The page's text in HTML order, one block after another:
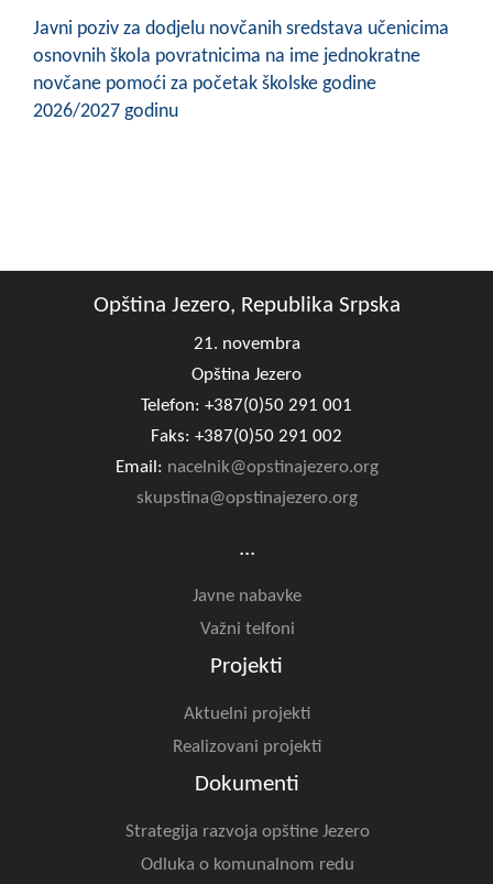
Javni poziv za dodjelu novčanih sredstava učenicima
osnovnih škola povratnicima na ime jednokratne
novčane pomoći za početak školske godine
2026/2027 godinu
Opština Jezero, Republika Srpska
21. novembra
Opština Jezero
Telefon: +387(0)50 291 001
Faks: +387(0)50 291 002
Email: nacelnik@opstinajezero.org
skupstina@opstinajezero.org
...
Javne nabavke
Važni telfoni
Projekti
Aktuelni projekti
Realizovani projekti
Dokumenti
Strategija razvoja opštine Jezero
Odluka o komunalnom redu